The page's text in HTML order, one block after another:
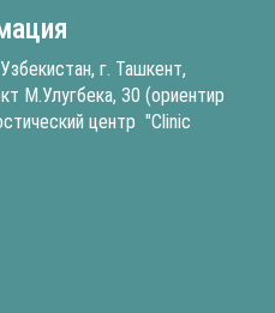
г. Ташкент,
М.Улугбека, 30 (ориентир
центр "Clinic